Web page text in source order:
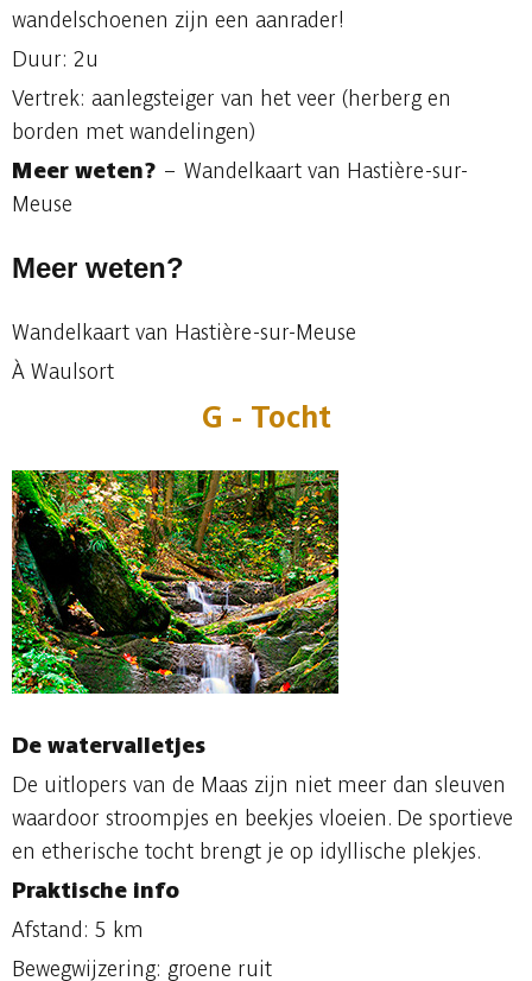
wandelschoenen zijn een aanrader!
Duur: 2u
Vertrek: aanlegsteiger van het veer (herberg en
borden met wandelingen)
Meer weten? – Wandelkaart van Hastière-sur-
Meuse
Meer weten?
Wandelkaart van Hastière-sur-Meuse
À Waulsort
G - Tocht
De watervalletjes
De uitlopers van de Maas zijn niet meer dan sleuven
waardoor stroompjes en beekjes vloeien. De sportieve
en etherische tocht brengt je op idyllische plekjes.
Praktische info
Afstand: 5 km
Bewegwijzering: groene ruit